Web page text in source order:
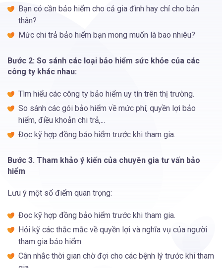
Bạn có cần bảo hiểm cho cả gia đình hay chỉ cho bản
thân?
Mức chi trả bảo hiểm bạn mong muốn là bao nhiêu?
Bước 2: So sánh các loại bảo hiểm sức khỏe của các
công ty khác nhau:
Tìm hiểu các công ty bảo hiểm uy tín trên thị trường.
So sánh các gói bảo hiểm về mức phí, quyền lợi bảo
hiểm, điều khoản chi trả,...
Đọc kỹ hợp đồng bảo hiểm trước khi tham gia.
Bước 3. Tham khảo ý kiến của chuyên gia tư vấn bảo
hiểm
Lưu ý một số điểm quan trọng:
Đọc kỹ hợp đồng bảo hiểm trước khi tham gia.
Hỏi kỹ các thắc mắc về quyền lợi và nghĩa vụ của người
tham gia bảo hiểm.
Cân nhắc thời gian chờ đợi cho các bệnh lý trước khi tham